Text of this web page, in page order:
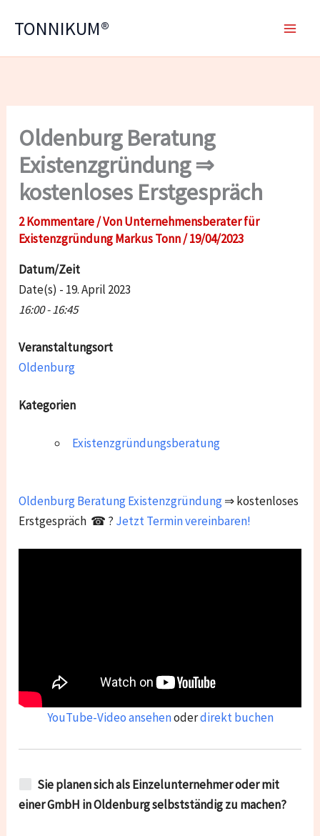
InhaltTONNIKUM®
Oldenburg Beratung
Existenzgründung ⇒
kostenloses Erstgespräch
2 Kommentare/ VonUnternehmensberater für
Existenzgründung Markus Tonn/19/04/2023
Datum/Zeit
Date(s) - 19. April 2023
16:00 - 16:45
Veranstaltungsort
Oldenburg
Kategorien
Existenzgründungsberatung
OldenburgBeratung Existenzgründung⇒ kostenloses
Erstgespräch ☎ ? Jetzt Termin vereinbaren!
YouTube-Video ansehenoderdirekt buchen
Sie planen sich als Einzelunternehmer oder mit
einer GmbH in Oldenburg selbstständig zu machen?